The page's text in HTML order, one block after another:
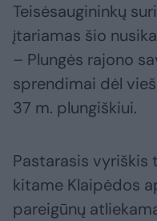
Teisėsaugininkų
įtariamas šio
– Plungės rajono
sprendimai dėl
37 m. plungiškiui.
Pastarasis vyriškis
kitame Klaipėdos
pareigūnų